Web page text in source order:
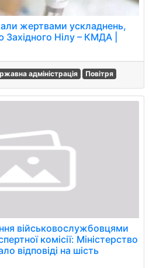
жертвами ускладнень,
Нілу – КМДА |
адміністрація Повітря
військовослужбовцями
комісії: Міністерство
відповіді на шість